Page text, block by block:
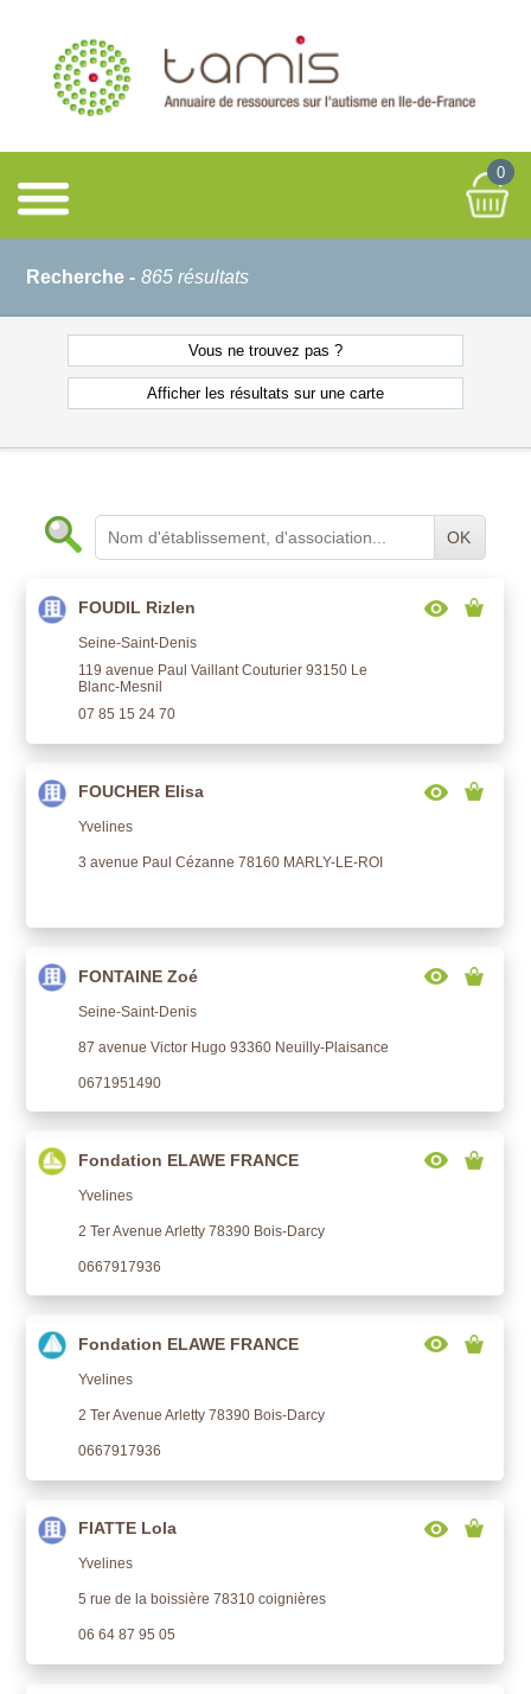
0
Recherche - 865 résultats
Vous ne trouvez pas ?
Afficher les résultats sur une carte
OK
FOUDIL Rizlen
Seine-Saint-Denis
119 avenue Paul Vaillant Couturier 93150 Le
Blanc-Mesnil
07 85 15 24 70
FOUCHER Elisa
Yvelines
3 avenue Paul Cézanne 78160 MARLY-LE-ROI
FONTAINE Zoé
Seine-Saint-Denis
87 avenue Victor Hugo 93360 Neuilly-Plaisance
0671951490
Fondation ELAWE FRANCE
Yvelines
2 Ter Avenue Arletty 78390 Bois-Darcy
0667917936
Fondation ELAWE FRANCE
Yvelines
2 Ter Avenue Arletty 78390 Bois-Darcy
0667917936
FIATTE Lola
Yvelines
5 rue de la boissière 78310 coignières
06 64 87 95 05